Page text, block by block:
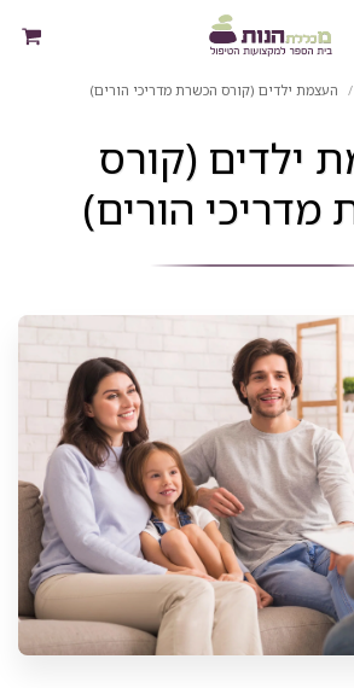
העצמת ילדים (קורס הכשרת מדריכי הורים)
ילדים (קורס
מדריכי הורים)